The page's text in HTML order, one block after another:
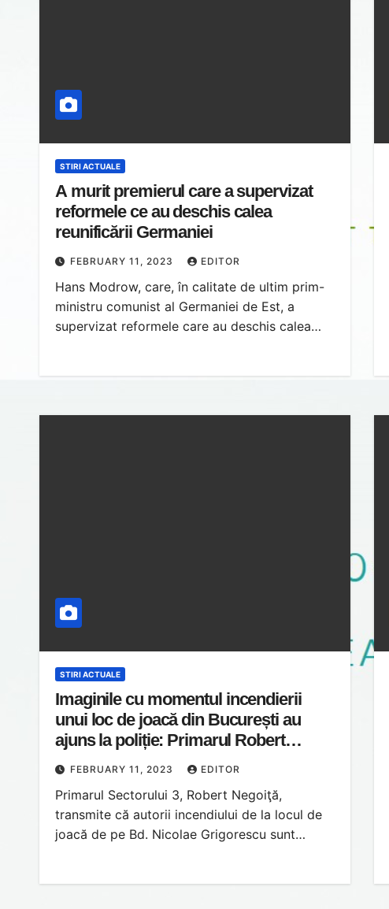
STIRI ACTUALE
A murit premierul care a supervizat
reformele ce au deschis calea
reunificării Germaniei
FEBRUARY 11, 2023 EDITOR
Hans Modrow, care, în calitate de ultim prim-
ministru comunist al Germaniei de Est, a
supervizat reformele care au deschis calea…
STIRI ACTUALE
Imaginile cu momentul incendierii
unui loc de joacă din București au
ajuns la poliție: Primarul Robert
Negoiță spune că autorii sunt
‘adolescenți teribiliști’
FEBRUARY 11, 2023 EDITOR
Primarul Sectorului 3, Robert Negoiţă,
transmite că autorii incendiului de la locul de
joacă de pe Bd. Nicolae Grigorescu sunt…